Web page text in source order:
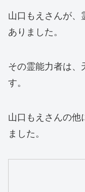
山口もえさんが
ありました。
その霊能力者は、
す。
山口もえさんの他
ました。